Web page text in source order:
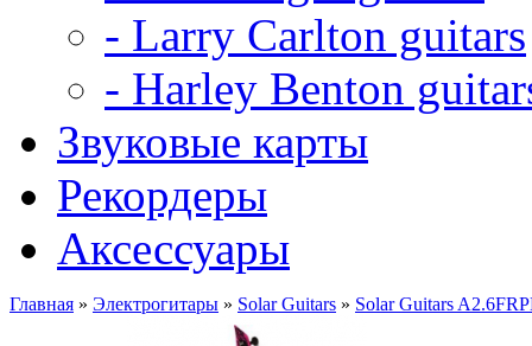
- Larry Carlton guitars
- Harley Benton
Звуковые карты
Рекордеры
Аксессуары
Главная » Электрогитары » Solar Guitars » Solar Guitars